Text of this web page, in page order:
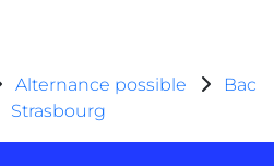
Alternance possible
Bac
Strasbourg